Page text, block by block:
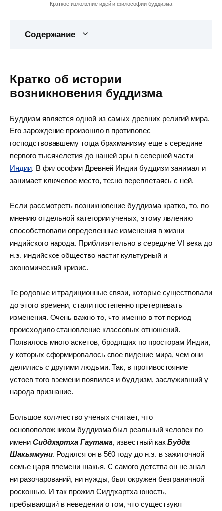
Краткое изложение идей и философии буддизма
Содержание
Кратко об истории
возникновения буддизма
Буддизм является одной из самых древних религий мира.
Его зарождение произошло в противовес
господствовавшему тогда брахманизму еще в середине
первого тысячелетия до нашей эры в северной части
Индии. В философии Древней Индии буддизм занимал и
занимает ключевое место, тесно переплетаясь с ней.
Если рассмотреть возникновение буддизма кратко, то, по
мнению отдельной категории ученых, этому явлению
способствовали определенные изменения в жизни
индийского народа. Приблизительно в середине VI века до
н.э. индийское общество настиг культурный и
экономический кризис.
Те родовые и традиционные связи, которые существовали
до этого времени, стали постепенно претерпевать
изменения. Очень важно то, что именно в тот период
происходило становление классовых отношений.
Появилось много аскетов, бродящих по просторам Индии,
у которых сформировалось свое видение мира, чем они
делились с другими людьми. Так, в противостояние
устоев того времени появился и буддизм, заслуживший у
народа признание.
Большое количество ученых считает, что
основоположником буддизма был реальный человек по
имени Сиддхартха Гаутама, известный как Будда
Шакьямуни. Родился он в 560 году до н.э. в зажиточной
семье царя племени шакья. С самого детства он не знал
ни разочарований, ни нужды, был окружен безграничной
роскошью. И так прожил Сиддхартха юность,
пребывающий в неведении о том, что существуют